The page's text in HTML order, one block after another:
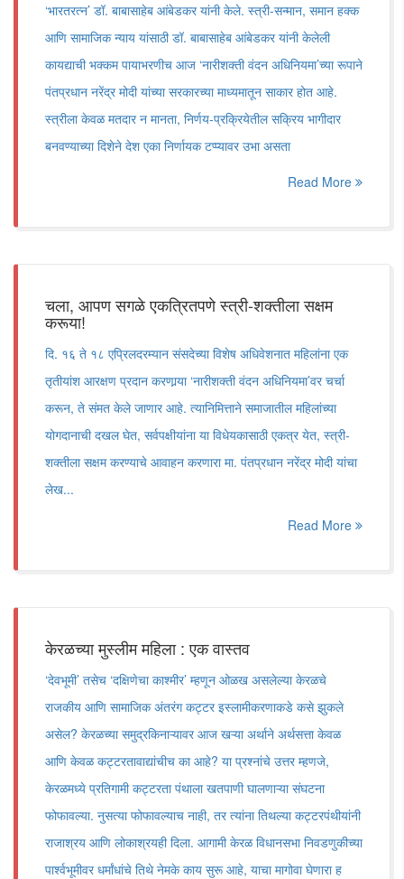
‌‘भारतरत्न‌’ डॉ. बाबासाहेब आंबेडकर यांनी केले. स्त्री-सन्मान, समान हक्क
आणि सामाजिक न्याय यांसाठी डॉ. बाबासाहेब आंबेडकर यांनी केलेली
कायद्याची भक्कम पायाभरणीच आज ‌‘नारीशक्ती वंदन अधिनियमा‌’च्या रूपाने
पंतप्रधान नरेंद्र मोदी यांच्या सरकारच्या माध्यमातून साकार होत आहे.
स्त्रीला केवळ मतदार न मानता, निर्णय-प्रक्रियेतील सक्रिय भागीदार
बनवण्याच्या दिशेने देश एका निर्णायक टप्प्यावर उभा असता
Read More
चला, आपण सगळे एकत्रितपणे स्त्री-शक्तीला सक्षम
करूया!
दि. १६ ते १८ एप्रिलदरम्यान संसदेच्या विशेष अधिवेशनात महिलांना एक
तृतीयांश आरक्षण प्रदान करणार्‍या ‘नारीशक्ती वंदन अधिनियमा’वर चर्चा
करून, ते संमत केले जाणार आहे. त्यानिमित्ताने समाजातील महिलांच्या
योगदानाची दखल घेत, सर्वपक्षीयांना या विधेयकासाठी एकत्र येत, स्त्री-
शक्तीला सक्षम करण्याचे आवाहन करणारा मा. पंतप्रधान नरेंद्र मोदी यांचा
लेख...
Read More
केरळच्या मुस्लीम महिला : एक वास्तव
‘देवभूमी‌’ तसेच ‌‘दक्षिणेचा काश्मीर‌’ म्हणून ओळख असलेल्या केरळचे
राजकीय आणि सामाजिक अंतरंग कट्टर इस्लामीकरणाकडे कसे झुकले
असेल? केरळच्या समुद्रकिनाऱ्यावर आज खऱ्या अर्थाने अर्थसत्ता केवळ
आणि केवळ कट्टरतावाद्यांचीच का आहे? या प्रश्नांचे उत्तर म्हणजे,
केरळमध्ये प्रतिगामी कट्टरता पंथाला खतपाणी घालणाऱ्या संघटना
फोफावल्या. नुसत्या फोफावल्याच नाही, तर त्यांना तिथल्या कट्टरपंथीयांनी
राजाश्रय आणि लोकाश्रयही दिला. आगामी केरळ विधानसभा निवडणुकीच्या
पार्श्वभूमीवर धर्मांधांचे तिथे नेमके काय सुरू आहे, याचा मागोवा घेणारा ह